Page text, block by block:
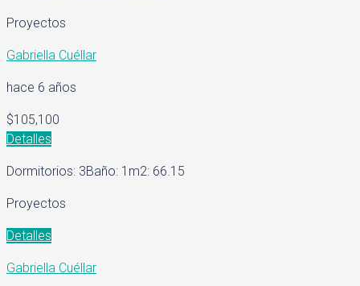
Proyectos
Gabriella Cuéllar
hace 6 años
$105,100
Detalles
Dormitorios: 3Baño: 1 m2: 66.15
Proyectos
Detalles
Gabriella Cuéllar